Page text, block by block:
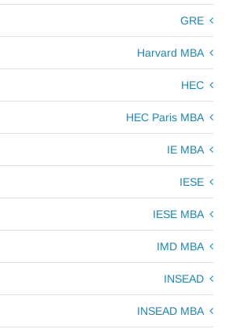
GRE
Harvard MBA
HEC
HEC Paris MBA
IE MBA
IESE
IESE MBA
IMD MBA
INSEAD
INSEAD MBA